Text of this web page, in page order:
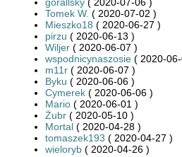
Tomek W. ( 2020-07-02 )
Mieszko18 ( 2020-06-27 )
pirzu ( 2020-06-13 )
Wiljer ( 2020-06-07 )
wspodnicynaszosie ( 2020-
m11r ( 2020-06-07 )
Byku ( 2020-06-06 )
Cymerek ( 2020-06-06 )
Mario ( 2020-06-01 )
Żubr ( 2020-05-10 )
Mortal ( 2020-04-28 )
tomaszek193 ( 2020-04-27 )
wieloryb ( 2020-04-26 )